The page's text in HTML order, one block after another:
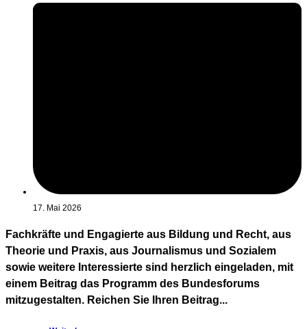
17. Mai 2026
Fachkräfte und Engagierte aus Bildung und Recht, aus
Theorie und Praxis, aus Journalismus und Sozialem
sowie weitere Interessierte sind herzlich eingeladen, mit
einem Beitrag das Programm des Bundesforums
mitzugestalten. Reichen Sie Ihren Beitrag...